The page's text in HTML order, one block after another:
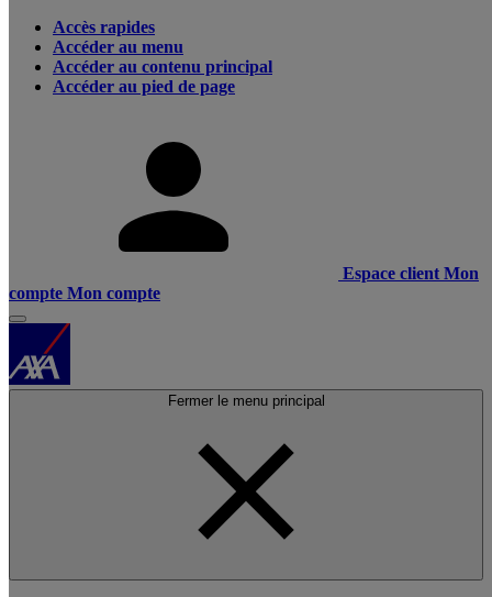
Accès rapides
Accéder au menu
Accéder au contenu principal
Accéder au pied de page
Espace client Mon
compte Mon compte
Fermer le menu principal